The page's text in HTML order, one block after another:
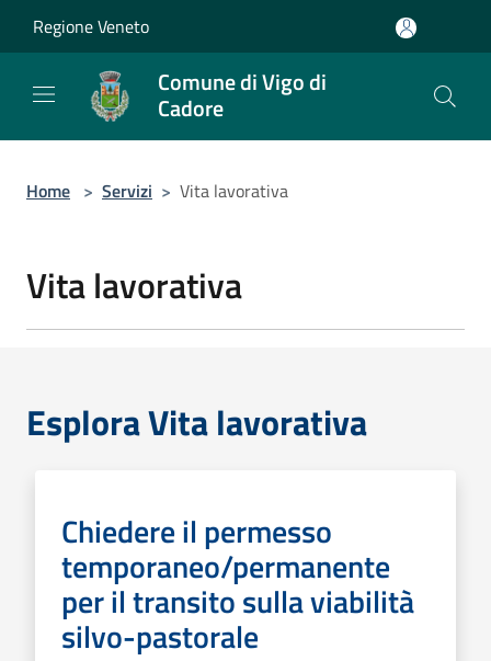
Regione Veneto
Comune di Vigo di
Cadore
Home > Servizi > Vita lavorativa
Vita lavorativa
Esplora Vita lavorativa
Chiedere il permesso
temporaneo/permanente
per il transito sulla viabilità
silvo-pastorale